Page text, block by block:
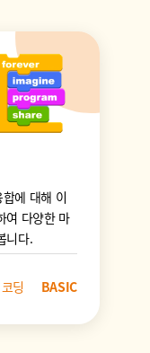
에 대해 이
여 다양한 마
니다.
딩 BASIC